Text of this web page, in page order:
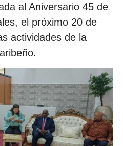
al Aniversario 45 de
el próximo 20 de
actividades de la